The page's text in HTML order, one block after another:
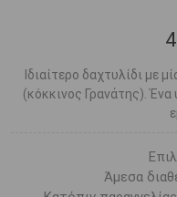
Ιδιαίτερο δαχτυλίδι με
(κόκκινος Γρανάτης). Ένα
Άμεσα